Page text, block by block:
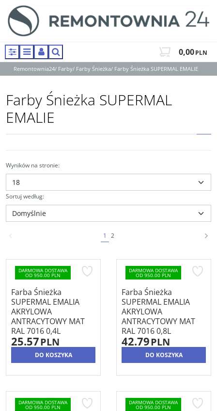
PanelMenuPanelSzukaj 0,00PLN
Remontownia24/ Farby/ Farby Śnieżka/ Farby Śnieżka SUPERMAL EMALIE
Farby Śnieżka SUPERMAL
EMALIE
Wyników na stronie:
Sortuj według:
1 2
DARMOWA DOSTAWA
OD 950.00 PLN
Farba Śnieżka
SUPERMAL EMALIA
AKRYLOWA
ANTRACYTOWY MAT
RAL 7016 0,4L
25.57PLN
DO KOSZYKA
DARMOWA DOSTAWA
OD 950.00 PLN
Farba Śnieżka
SUPERMAL EMALIA
AKRYLOWA
ANTRACYTOWY MAT
RAL 7016 0,8L
42.79PLN
DO KOSZYKA
DARMOWA DOSTAWA
OD 950.00 PLN
DARMOWA DOSTAWA
OD 950.00 PLN